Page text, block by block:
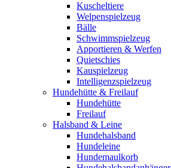
Kuscheltiere
Welpenspielzeug
Bälle
Schwimmspielzeug
Apportieren & Werfen
Quietschies
Kauspielzeug
Intelligenzspielzeug
Hundehütte & Freilauf
Hundehütte
Freilauf
Halsband & Leine
Hundehalsband
Hundeleine
Hundemaulkorb